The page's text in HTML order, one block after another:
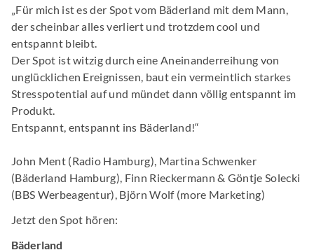
„Für mich ist es der Spot vom Bäderland mit dem Mann,
der scheinbar alles verliert und trotzdem cool und
entspannt bleibt.
Der Spot ist witzig durch eine Aneinanderreihung von
unglücklichen Ereignissen, baut ein vermeintlich starkes
Stresspotential auf und mündet dann völlig entspannt im
Produkt.
Entspannt, entspannt ins Bäderland!“
John Ment (Radio Hamburg), Martina Schwenker
(Bäderland Hamburg), Finn Rieckermann & Göntje Solecki
(BBS Werbeagentur), Björn Wolf (more Marketing)
Jetzt den Spot hören:
Bäderland